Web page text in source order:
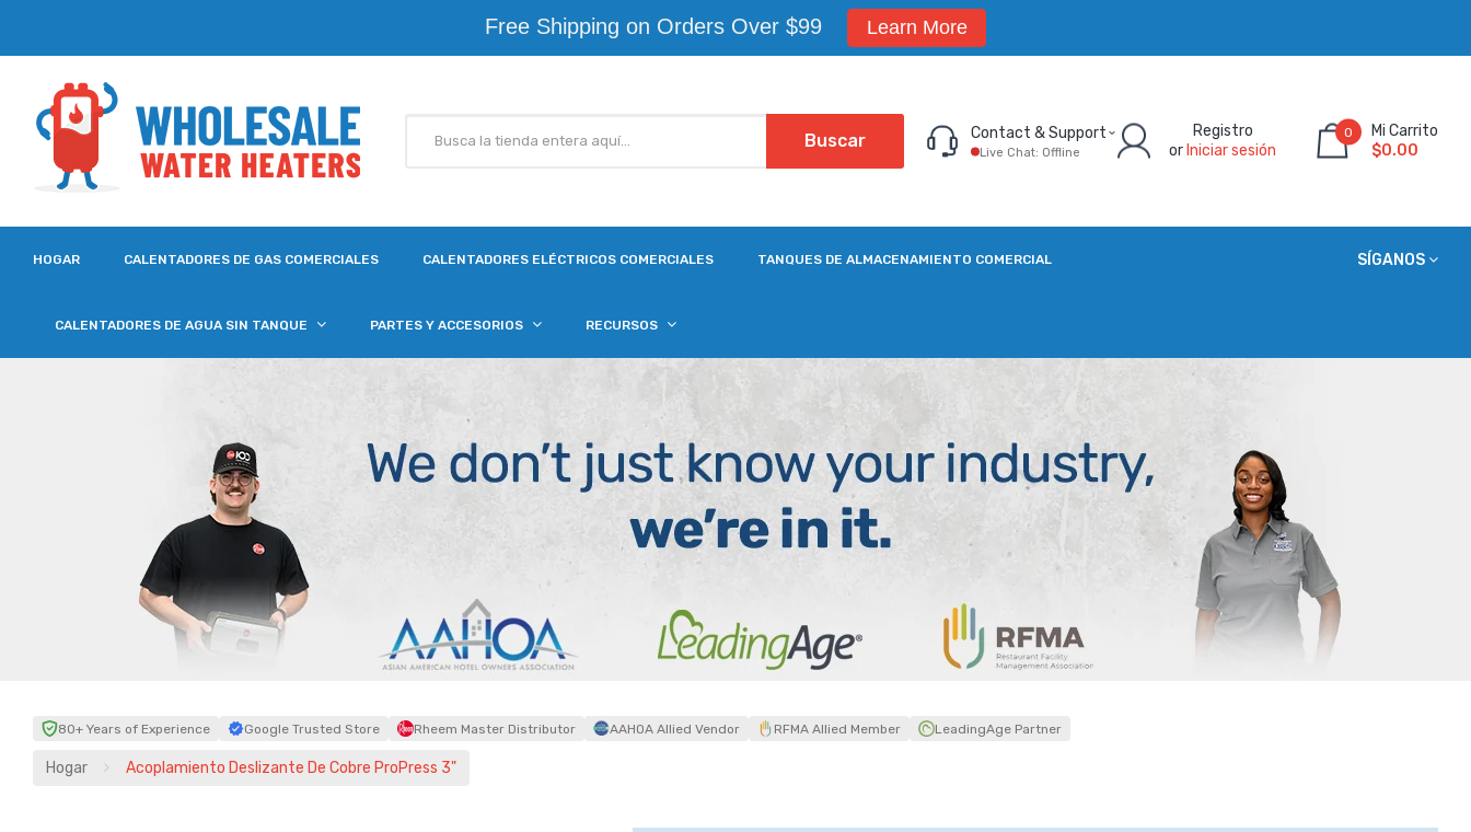
Free Shipping on Orders Over $99 Learn More
Buscar Contact & Support
Live Chat: Offline
Registro
or Iniciar sesión
0
Mi Carrito
$0.00
SÍGANOS
HOGAR CALENTADORES DE GAS COMERCIALES CALENTADORES ELÉCTRICOS COMERCIALES TANQUES DE ALMACENAMIENTO COMERCIAL
CALENTADORES DE AGUA SIN TANQUE PARTES Y ACCESORIOS RECURSOS
80+ Years of Experience Google Trusted Store Rheem Master Distributor AAHOA Allied Vendor RFMA Allied Member LeadingAge Partner
Hogar Acoplamiento Deslizante De Cobre ProPress 3"